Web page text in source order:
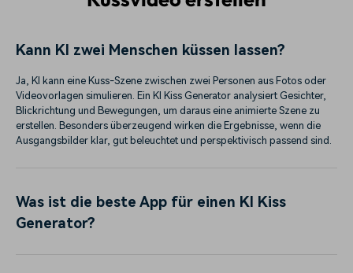
Kann KI zwei Menschen küssen lassen?
Ja, KI kann eine Kuss-Szene zwischen zwei Personen aus Fotos oder
Videovorlagen simulieren. Ein KI Kiss Generator analysiert Gesichter,
Blickrichtung und Bewegungen, um daraus eine animierte Szene zu
erstellen. Besonders überzeugend wirken die Ergebnisse, wenn die
Ausgangsbilder klar, gut beleuchtet und perspektivisch passend sind.
Was ist die beste App für einen KI Kiss
Generator?